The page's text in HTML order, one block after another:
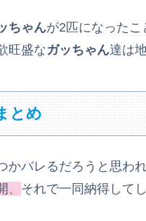
ちゃんが2匹になったこ
旺盛なガッちゃん達は
とめ
かバレるだろうと思わ
、 それで一同納得して